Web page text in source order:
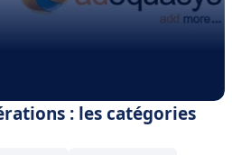
: les catégories